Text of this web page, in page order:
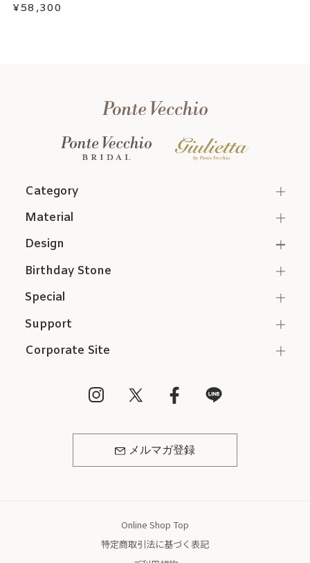
¥58,300
Category
Support
Corporate Site
メルマガ登録
Material
Design
Birthday Stone
Special
Online Shop Top
特定商取引法に基づく表記